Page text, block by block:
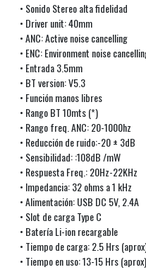
• Sonido Stereo alta fidelidad
• Driver unit: 40mm
• ANC: Active noise cancelling
• ENC: Environment noise
• Entrada 3.5mm
• BT version: V5.3
• Función manos libres
• Rango BT 10mts (*)
• Rango freq. ANC: 20-1000hz
• Reducción de ruido:-20 ± 3dB
• Sensibilidad: :108dB /mW
• Respuesta Freq.: 20Hz-22KHz
• Impedancia: 32 ohms a 1 kHz
• Alimentación: USB DC 5V, 2.4A
• Slot de carga Type C
• Batería Li-ion recargable
• Tiempo de carga: 2.5 Hrs
• Tiempo en uso: 13-15 Hrs (aprox)